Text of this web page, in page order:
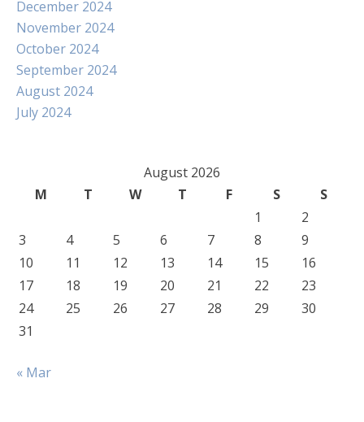
December 2024
November 2024
October 2024
September 2024
August 2024
July 2024
August 2026
M
T W T F S
S
1
2
3
4 5 6 7 8
9
10
11 12 13 14 15
16
17
18 19 20 21 22
23
24
25 26 27 28 29
30
31
« Mar